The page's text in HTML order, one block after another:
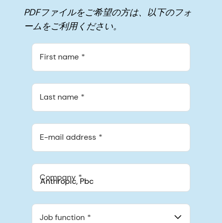
PDFファイルをご希望の方は、以下のフォ
ームをご利用ください。
First name
Last name
E-mail address
Company
548 Market St Pmb 90375, San Francisco, California, US
Job function